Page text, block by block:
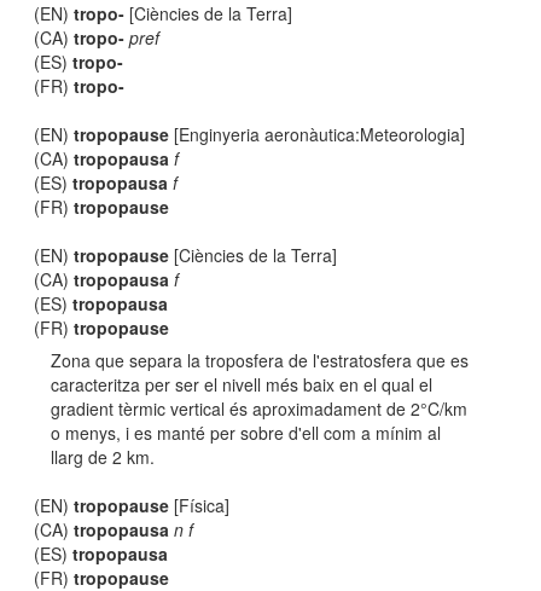
(EN)tropo- [Ciències de la Terra]
(CA)tropo- pref
(ES)tropo-
(FR)tropo-
(EN)tropopause [Enginyeria aeronàutica:Meteorologia]
(CA)tropopausa f
(ES)tropopausa f
(FR)tropopause
(EN)tropopause [Ciències de la Terra]
(CA)tropopausa f
(ES)tropopausa
(FR)tropopause
Zona que separa la troposfera de l'estratosfera que es
caracteritza per ser el nivell més baix en el qual el
gradient tèrmic vertical és aproximadament de 2°C/km
o menys, i es manté per sobre d'ell com a mínim al
llarg de 2 km.
(EN)tropopause [Física]
(CA)tropopausa n f
(ES)tropopausa
(FR)tropopause